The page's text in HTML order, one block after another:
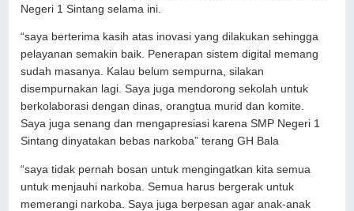
Negeri 1 Sintang selama ini.
“saya berterima kasih atas inovasi yang dilakukan sehingga
pelayanan semakin baik. Penerapan sistem digital memang
sudah masanya. Kalau belum sempurna, silakan
disempurnakan lagi. Saya juga mendorong sekolah untuk
berkolaborasi dengan dinas, orangtua murid dan komite.
Saya juga senang dan mengapresiasi karena SMP Negeri 1
Sintang dinyatakan bebas narkoba” terang GH Bala
“saya tidak pernah bosan untuk mengingatkan kita semua
untuk menjauhi narkoba. Semua harus bergerak untuk
memerangi narkoba. Saya juga berpesan agar anak-anak